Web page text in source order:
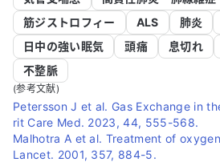
筋ジストロフィー
ALS 肺炎
日中の強い眠気
頭痛 息切れ
不整脈
(参考文献)
Petersson J et al. Gas Exchange in
rit Care Med. 2023, 44, 555-568.
Malhotra A et al. Treatment of
Lancet. 2001, 357, 884-5.